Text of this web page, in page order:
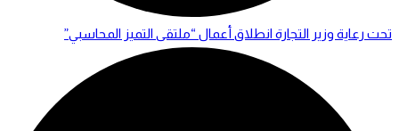
تحت رعاية وزير التجارة انطلاق أعمال “ملتقى التميز المحاسبي”